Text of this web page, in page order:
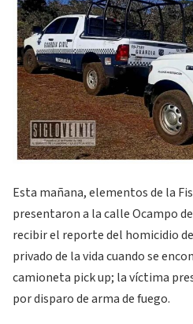
Esta mañana, elementos de la
presentaron a la calle Ocampo
recibir el reporte del homicidio
privado de la vida cuando se
camioneta pick up; la víctima
por disparo de arma de fuego.